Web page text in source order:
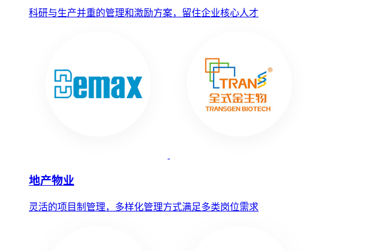
科研与生产并重的管理和激励方案，留住企业核心人才
地产物业
灵活的项目制管理，多样化管理方式满足多类岗位需求